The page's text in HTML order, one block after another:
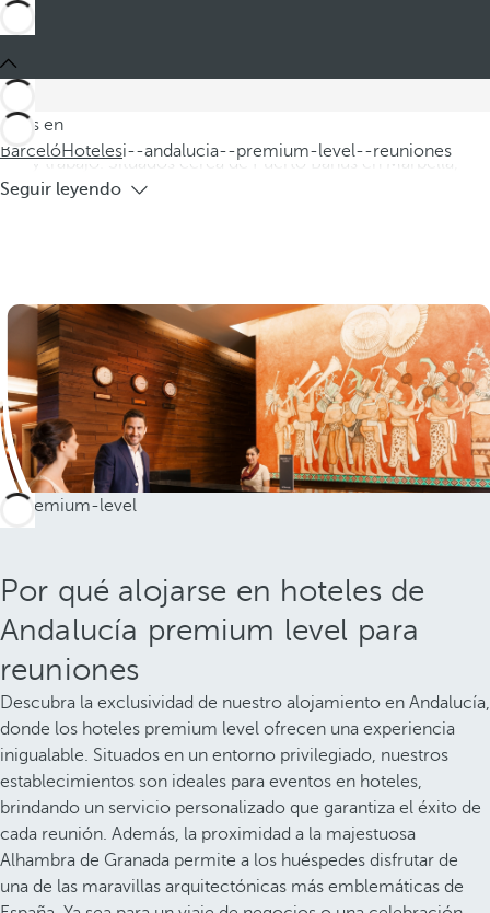
Estás en
BarcelóHotelesi--andalucia--premium-level--reuniones
para reuniones
Descubra nuestros hoteles en Andalucía premium level,
perfectos para una escapada a Andalucía que combine placer
y trabajo. Situados cerca de Puerto Banús en Marbella,
Seguir leyendo
Por qué alojarse en hoteles de
Andalucía premium level para
reuniones
Descubra la exclusividad de nuestro alojamiento en Andalucía,
donde los hoteles premium level ofrecen una experiencia
inigualable. Situados en un entorno privilegiado, nuestros
establecimientos son ideales para eventos en hoteles,
brindando un servicio personalizado que garantiza el éxito de
cada reunión. Además, la proximidad a la majestuosa
Alhambra de Granada permite a los huéspedes disfrutar de
una de las maravillas arquitectónicas más emblemáticas de